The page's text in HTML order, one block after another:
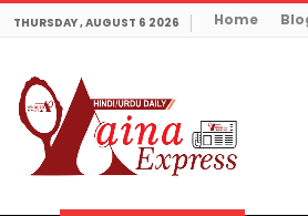
THURSDAY , AUGUST 6 2026 Home